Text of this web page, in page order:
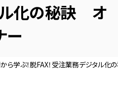
化の秘訣 オ
ー
ら学ぶ！脱FAX！受注業務デジタル化